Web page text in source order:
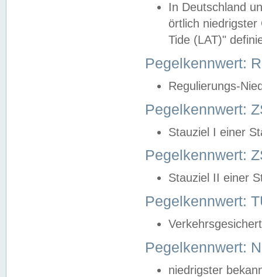
In Deutschland
örtlich
Tide (LAT)"
Pegelkennwert:
Regulierungs-
Pegelkennwert:
Stauziel I einer
Pegelkennwert:
Stauziel II einer
Pegelkennwert:
Pegelkennwert:
niedrigster